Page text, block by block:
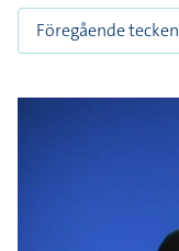
Föregående tecken